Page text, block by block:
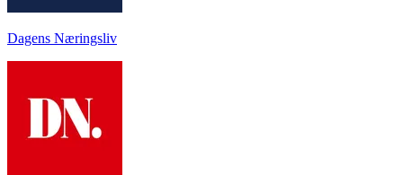
Dagens Næringsliv